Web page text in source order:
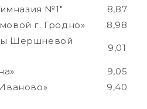
№1"
8,87
г. Гродно» 8,98
Шершневой
9,01
9,05
9,40